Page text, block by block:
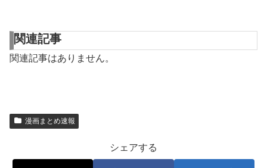
関連記事
関連記事はありません。
漫画まとめ速報
シェアする